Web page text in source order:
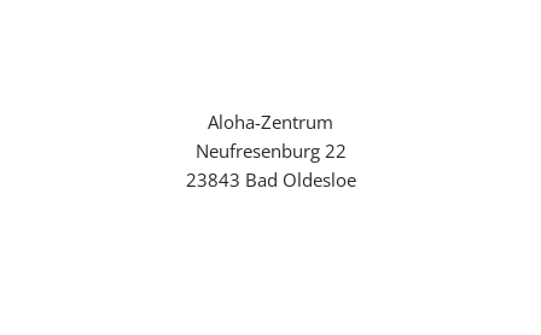
Aloha-Zentrum
Neufresenburg 22
23843 Bad Oldesloe